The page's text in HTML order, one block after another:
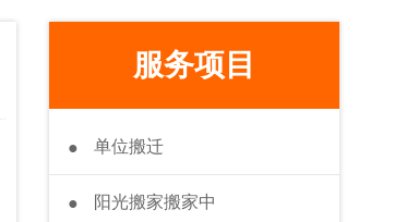
服务项目
● 单位搬迁
● 阳光搬家搬家中